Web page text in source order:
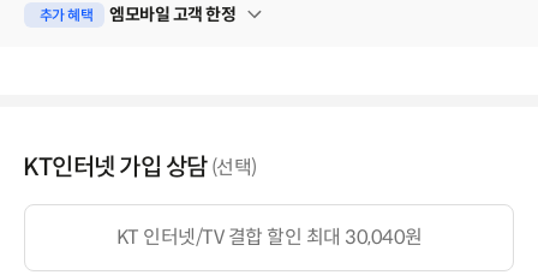
추가 혜택 엠모바일 고객 한정
펼쳐보기
KT인터넷 가입 상담 (선택)
KT 인터넷/TV 결합 할인 최대 30,040원